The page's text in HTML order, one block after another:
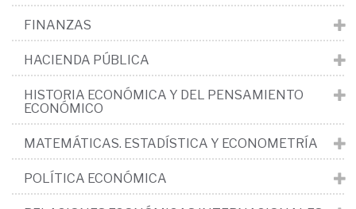
FINANZAS
HACIENDA PÚBLICA
HISTORIA ECONÓMICA Y DEL PENSAMIENTO
ECONÓMICO
MATEMÁTICAS. ESTADÍSTICA Y ECONOMETRÍA
POLÍTICA ECONÓMICA